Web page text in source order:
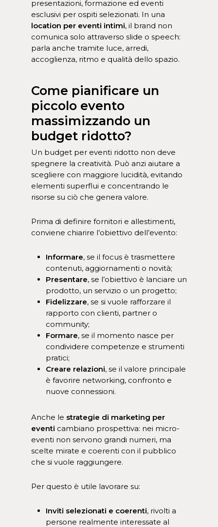
presentazioni, formazione ed eventi
esclusivi per ospiti selezionati. In una
location per eventi intimi, il brand non
comunica solo attraverso slide o speech:
parla anche tramite luce, arredi,
accoglienza, ritmo e qualità dello spazio.
Come pianificare un
piccolo evento
massimizzando un
budget ridotto?
Un budget per eventi ridotto non deve
spegnere la creatività. Può anzi aiutare a
scegliere con maggiore lucidità, evitando
elementi superflui e concentrando le
risorse su ciò che genera valore.
Prima di definire fornitori e allestimenti,
conviene chiarire l’obiettivo dell’evento:
Informare, se il focus è trasmettere
contenuti, aggiornamenti o novità;
Presentare, se l’obiettivo è lanciare un
prodotto, un servizio o un progetto;
Fidelizzare, se si vuole rafforzare il
rapporto con clienti, partner o
community;
Formare, se il momento nasce per
condividere competenze e strumenti
pratici;
Creare relazioni, se il valore principale
è favorire networking, confronto e
nuove connessioni.
Anche le strategie di marketing per
eventi cambiano prospettiva: nei micro-
eventi non servono grandi numeri, ma
scelte mirate e coerenti con il pubblico
che si vuole raggiungere.
Per questo è utile lavorare su:
Inviti selezionati e coerenti, rivolti a
persone realmente interessate al